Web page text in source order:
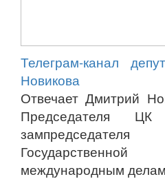
Телеграм-канал
Новикова
Отвечает Дмитрий
Председателя
международным